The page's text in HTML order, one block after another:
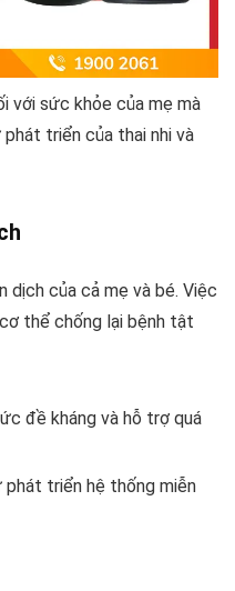
với sức khỏe của mẹ mà
triển của thai nhi và
dịch của cả mẹ và bé. Việc
thể chống lại bệnh tật
đề kháng và hỗ trợ quá
phát triển hệ thống miễn